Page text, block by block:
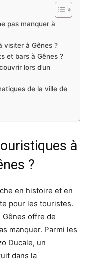
pas manquer à
visiter à Gênes ?
et bars à Gênes ?
lors d’un
de la ville de
à
?
en histoire et en
pour les touristes.
Gênes offre de
manquer. Parmi les
Ducale, un
dans la